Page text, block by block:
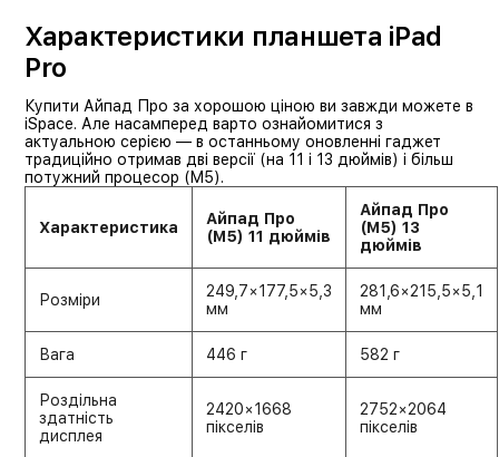
Характеристики планшета iPad
Pro
Купити Айпад Про за хорошою ціною ви завжди можете в
iSpace. Але насамперед варто ознайомитися з
актуальною серією — в останньому оновленні гаджет
традиційно отримав дві версії (на 11 і 13 дюймів) і більш
потужний процесор (M5).
Характеристика
Айпад Про
(M5) 11 дюймів
Айпад Про
(M5) 13
дюймів
Розміри
249,7×177,5×5,3
мм
281,6×215,5×5,1
мм
Вага 446 г 582 г
Роздільна
здатність
дисплея
2420×1668
пікселів
2752×2064
пікселів